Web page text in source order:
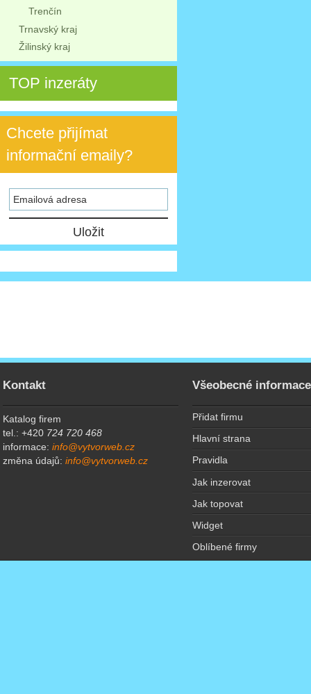
Trenčín
Trnavský kraj
Žilinský kraj
TOP inzeráty
Chcete přijímat
informační emaily?
Kontakt
Katalog firem
tel.: +420 724 720 468
informace:info@vytvorweb.cz
změna údajů:info@vytvorweb.cz
Všeobecné informace
Přidat firmu
Hlavní strana
Pravidla
Jak inzerovat
Jak topovat
Widget
Oblíbené firmy